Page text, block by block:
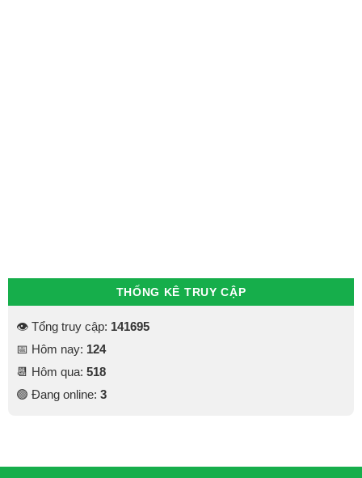
THỐNG KÊ TRUY CẬP
👁 Tổng truy cập: 141695
📅 Hôm nay: 124
📆 Hôm qua: 518
🟢 Đang online: 3